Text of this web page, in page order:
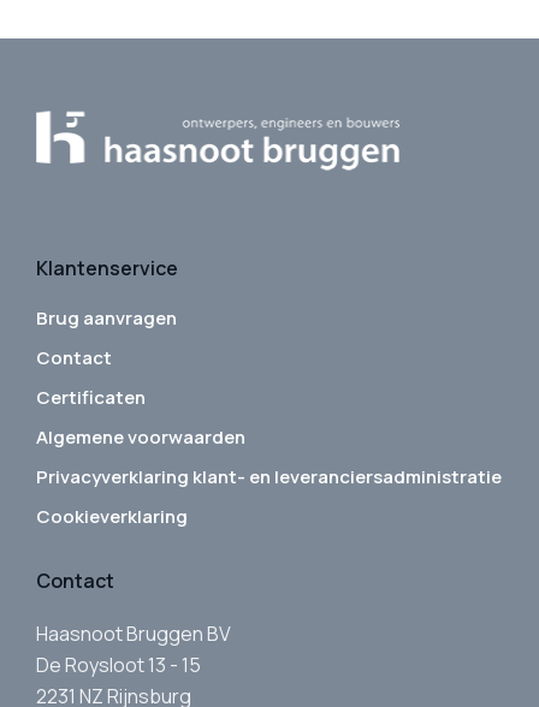
Klantenservice
Brug aanvragen
Contact
Certificaten
Algemene voorwaarden
Privacyverklaring klant- en leveranciersadministratie
Cookieverklaring
Contact
Haasnoot Bruggen BV
De Roysloot 13 - 15
2231 NZ Rijnsburg